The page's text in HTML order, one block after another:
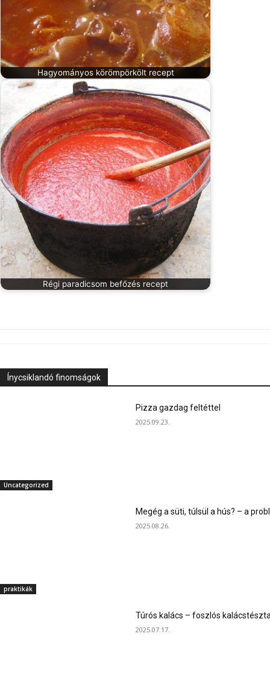
Hagyományos körömpörkölt recept
Régi paradicsom befőzés recept
Ínycsiklandó finomságok
Uncategorized
Pizza gazdag feltéttel
2025.09.23.
praktikák
Megég a süti, túlsül a hús? – a
2025.08.26.
Túrós kalács – foszlós
2025.07.17.